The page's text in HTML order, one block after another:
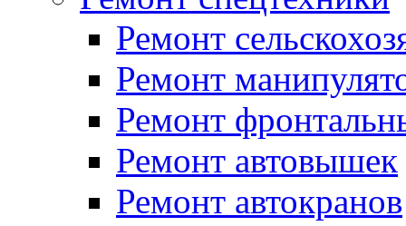
Ремонт
Ремонт
Ремонт
Ремонт автовышек
Ремонт автокранов